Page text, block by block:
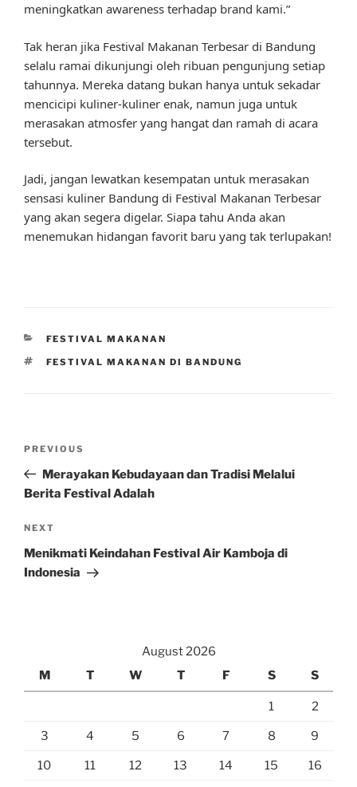
meningkatkan awareness terhadap brand kami.”
Tak heran jika Festival Makanan Terbesar di Bandung
selalu ramai dikunjungi oleh ribuan pengunjung setiap
tahunnya. Mereka datang bukan hanya untuk sekadar
mencicipi kuliner-kuliner enak, namun juga untuk
merasakan atmosfer yang hangat dan ramah di acara
tersebut.
Jadi, jangan lewatkan kesempatan untuk merasakan
sensasi kuliner Bandung di Festival Makanan Terbesar
yang akan segera digelar. Siapa tahu Anda akan
menemukan hidangan favorit baru yang tak terlupakan!
CATEGORIES
FESTIVAL MAKANAN
TAGS
FESTIVAL MAKANAN DI BANDUNG
Previous
Post
PREVIOUS
Merayakan Kebudayaan dan Tradisi Melalui
Berita Festival Adalah
Next
Post
NEXT
Menikmati Keindahan Festival Air Kamboja di
Indonesia
August 2026
M
T W T F S S
1 2
3 4 5 6 7 8 9
10 11 12 13 14 15 16